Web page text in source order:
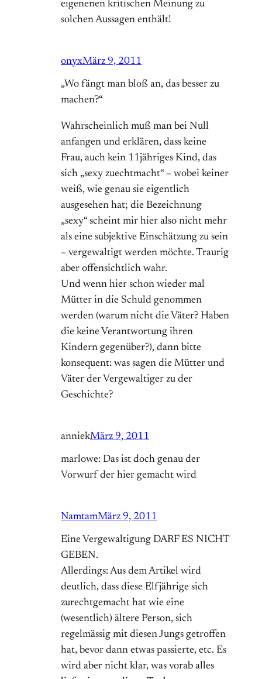
eigenenen kritischen Meinung zu
solchen Aussagen enthält!
onyxMärz 9, 2011
„Wo fängt man bloß an, das besser zu
machen?“
Wahrscheinlich muß man bei Null
anfangen und erklären, dass keine
Frau, auch kein 11jähriges Kind, das
sich „sexy zuechtmacht“ – wobei keiner
weiß, wie genau sie eigentlich
ausgesehen hat; die Bezeichnung
„sexy“ scheint mir hier also nicht mehr
als eine subjektive Einschätzung zu sein
– vergewaltigt werden möchte. Traurig
aber offensichtlich wahr.
Und wenn hier schon wieder mal
Mütter in die Schuld genommen
werden (warum nicht die Väter? Haben
die keine Verantwortung ihren
Kindern gegenüber?), dann bitte
konsequent: was sagen die Mütter und
Väter der Vergewaltiger zu der
Geschichte?
anniekMärz 9, 2011
marlowe: Das ist doch genau der
Vorwurf der hier gemacht wird
NamtamMärz 9, 2011
Eine Vergewaltigung DARF ES NICHT
GEBEN.
Allerdings: Aus dem Artikel wird
deutlich, dass diese Elfjährige sich
zurechtgemacht hat wie eine
(wesentlich) ältere Person, sich
regelmässig mit diesen Jungs getroffen
hat, bevor dann etwas passierte, etc. Es
wird aber nicht klar, was vorab alles